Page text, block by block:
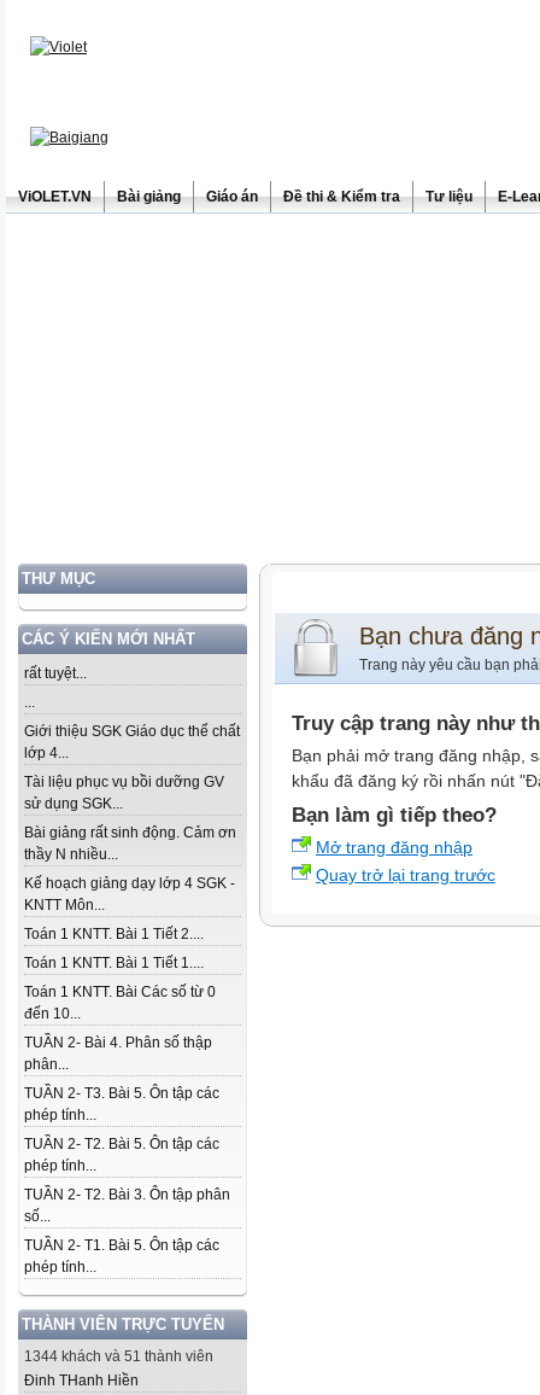
ViOLET.VN Bài giảng Giáo án Đề thi & Kiểm tra Tư liệu E-
THƯ MỤC
CÁC Ý KIẾN MỚI NHẤT
rất tuyệt...
...
Giới thiệu SGK Giáo dục thể chất
lớp 4...
Tài liệu phục vụ bồi dưỡng GV
sử dụng SGK...
Bài giảng rất sinh động. Cảm ơn
thầy N nhiều...
Kế hoạch giảng dạy lớp 4 SGK -
KNTT Môn...
Toán 1 KNTT. Bài 1 Tiết 2....
Toán 1 KNTT. Bài 1 Tiết 1....
Toán 1 KNTT. Bài Các số từ 0
đến 10...
TUẦN 2- Bài 4. Phân số thập
phân...
TUẦN 2- T3. Bài 5. Ôn tập các
phép tính...
TUẦN 2- T2. Bài 5. Ôn tập các
phép tính...
TUẦN 2- T2. Bài 3. Ôn tập phân
số...
TUẦN 2- T1. Bài 5. Ôn tập các
phép tính...
THÀNH VIÊN TRỰC TUYẾN
1344 khách và 51 thành viên
Đinh THanh Hiền
Bạn chưa đăng
Trang này yêu cầu bạn
Truy cập trang này như
Bạn phải mở trang đăng nhập,
khẩu đã đăng ký rồi nhấn nút
Bạn làm gì tiếp theo?
Mở trang đăng nhập
Quay trở lại trang trước